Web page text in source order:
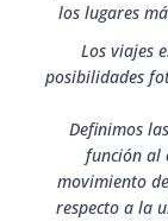
los lugares
Los viajes
posibilidades
Definimos
función al
movimiento
respecto a la